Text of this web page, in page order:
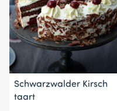
Schwarzwalder Kirsch
taart